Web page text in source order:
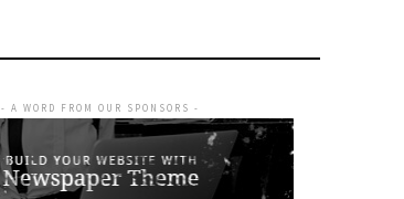
- A WORD FROM OUR SPONSORS -